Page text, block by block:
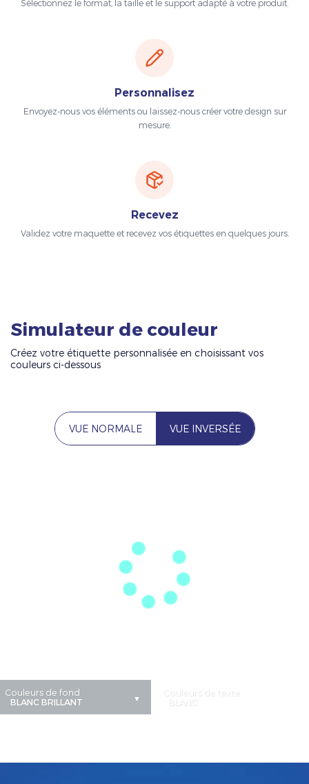
Sélectionnez le format, la taille et le support adapté à votre produit.
Personnalisez
Envoyez-nous vos éléments ou laissez-nous créer votre design sur
mesure.
Recevez
Validez votre maquette et recevez vos étiquettes en quelques jours.
Simulateur de couleur
Créez votre étiquette personnalisée en choisissant vos
couleurs ci-dessous
VUE NORMALE VUE INVERSÉE
Couleurs de fond Couleurs de texte